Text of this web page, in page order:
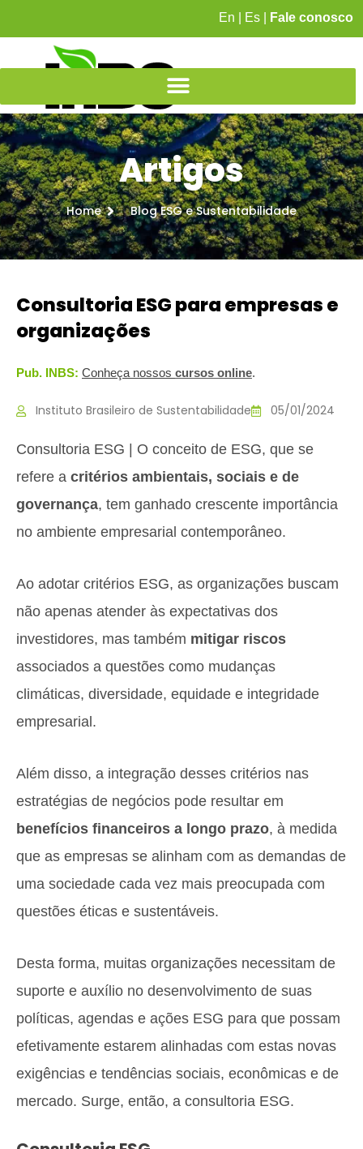
En Es Fale conosco
Artigos
Home Blog ESG e Sustentabilidade
Consultoria ESG para empresas e
organizações
Pub. INBS: Conheça nossos cursos online.
Instituto Brasileiro de Sustentabilidade 05/01/2024
Consultoria ESG | O conceito de ESG, que se
refere a critérios ambientais, sociais e de
governança, tem ganhado crescente importância
no ambiente empresarial contemporâneo.
Ao adotar critérios ESG, as organizações buscam
não apenas atender às expectativas dos
investidores, mas também mitigar riscos
associados a questões como mudanças
climáticas, diversidade, equidade e integridade
empresarial.
Além disso, a integração desses critérios nas
estratégias de negócios pode resultar em
benefícios financeiros a longo prazo, à medida
que as empresas se alinham com as demandas de
uma sociedade cada vez mais preocupada com
questões éticas e sustentáveis.
Desta forma, muitas organizações necessitam de
suporte e auxílio no desenvolvimento de suas
políticas, agendas e ações ESG para que possam
efetivamente estarem alinhadas com estas novas
exigências e tendências sociais, econômicas e de
mercado. Surge, então, a consultoria ESG.